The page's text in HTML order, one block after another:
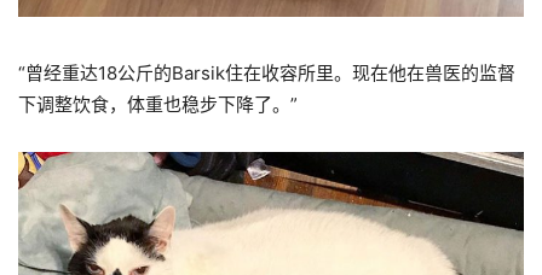
“曾经重达18公斤的Barsik住在收容所里。现在他在兽医的监督
下调整饮食，体重也稳步下降了。”